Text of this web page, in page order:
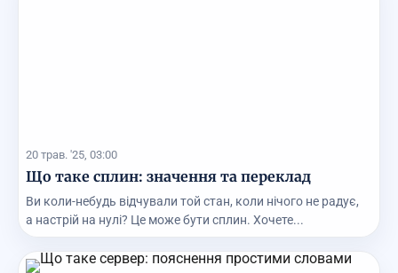
20 трав. '25, 03:00
Що таке сплин: значення та переклад
Ви коли-небудь відчували той стан, коли нічого не радує,
а настрій на нулі? Це може бути сплин. Хочете...